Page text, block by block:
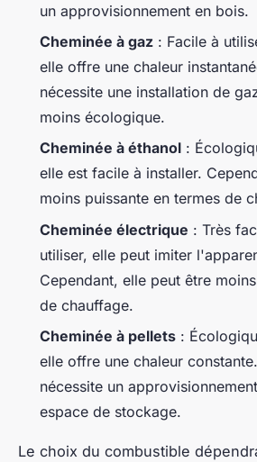
un approvisionnement en bois.
Cheminée à gaz : Facile à
elle offre une chaleur
nécessite une installation de
moins écologique.
Cheminée à éthanol :
elle est facile à installer.
moins puissante en termes de
Cheminée électrique : Très
utiliser, elle peut imiter
Cependant, elle peut être
de chauffage.
Cheminée à pellets :
elle offre une chaleur
nécessite un
espace de stockage.
Le choix du combustible